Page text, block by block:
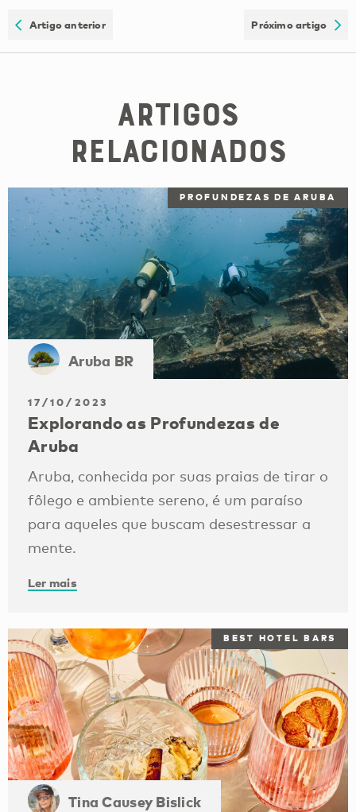
Artigo anterior Próximo artigo
Artigos
Relacionados
PROFUNDEZAS DE ARUBA
Aruba BR
17/10/2023
Explorando as Profundezas de
Aruba
Aruba, conhecida por suas praias de tirar o
fôlego e ambiente sereno, é um paraíso
para aqueles que buscam desestressar a
mente.
Ler mais
BEST HOTEL BARS
Tina Causey Bislick